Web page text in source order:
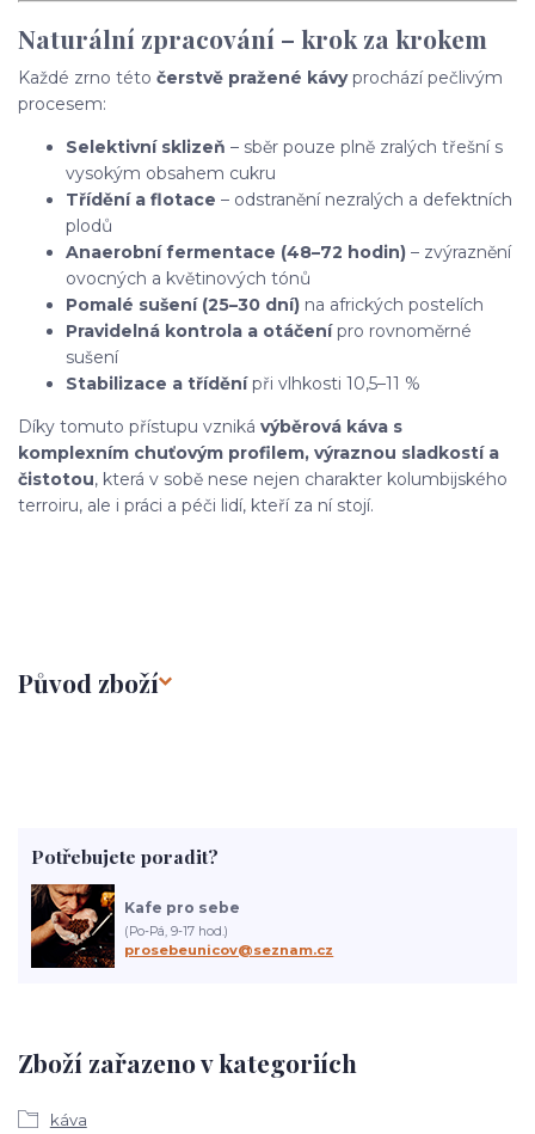
Naturální zpracování – krok za krokem
Každé zrno této čerstvě pražené kávyprochází pečlivým
procesem:
Selektivní sklizeň – sběr pouze plně zralých třešní s
vysokým obsahem cukru
Třídění a flotace – odstranění nezralých a defektních
plodů
Anaerobní fermentace (48–72 hodin) – zvýraznění
ovocných a květinových tónů
Pomalé sušení (25–30 dní) na afrických postelích
Pravidelná kontrola a otáčenípro rovnoměrné
sušení
Stabilizace a tříděnípři vlhkosti 10,5–11 %
Díky tomuto přístupu vzniká výběrová káva s
komplexním chuťovým profilem, výraznou sladkostí a
čistotou, která v sobě nese nejen charakter kolumbijského
terroiru, ale i práci a péči lidí, kteří za ní stojí.
Původ zboží
Zboží zařazeno v kategoriích
káva
Potřebujete poradit?
Kafe pro sebe
(Po-Pá, 9-17 hod.)
prosebeunicov@seznam.cz